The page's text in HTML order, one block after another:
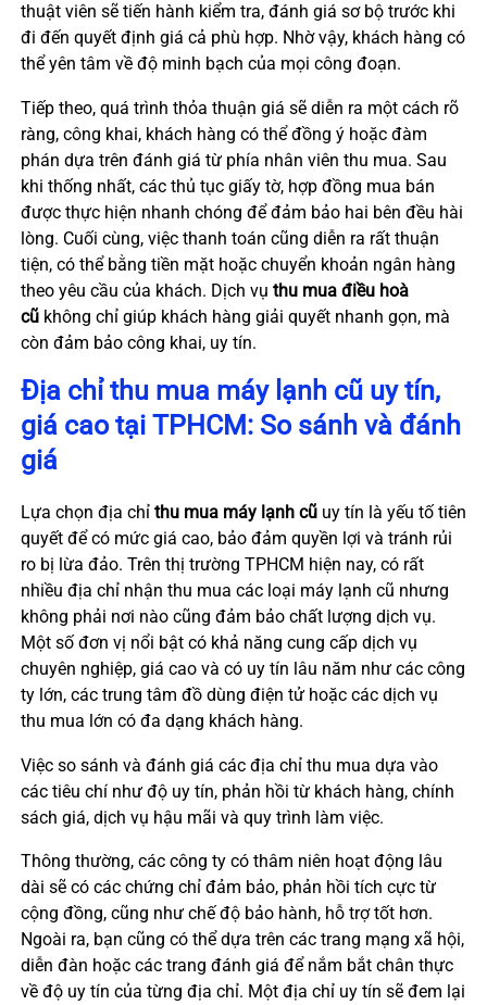
thuật viên sẽ tiến hành kiểm tra, đánh giá sơ bộ trước khi
đi đến quyết định giá cả phù hợp. Nhờ vậy, khách hàng có
thể yên tâm về độ minh bạch của mọi công đoạn.
Tiếp theo, quá trình thỏa thuận giá sẽ diễn ra một cách rõ
ràng, công khai, khách hàng có thể đồng ý hoặc đàm
phán dựa trên đánh giá từ phía nhân viên thu mua. Sau
khi thống nhất, các thủ tục giấy tờ, hợp đồng mua bán
được thực hiện nhanh chóng để đảm bảo hai bên đều hài
lòng. Cuối cùng, việc thanh toán cũng diễn ra rất thuận
tiện, có thể bằng tiền mặt hoặc chuyển khoản ngân hàng
theo yêu cầu của khách. Dịch vụ thu mua điều hoà
cũkhông chỉ giúp khách hàng giải quyết nhanh gọn, mà
còn đảm bảo công khai, uy tín.
Địa chỉ thu mua máy lạnh cũ uy tín,
giá cao tại TPHCM: So sánh và đánh
giá
Lựa chọn địa chỉ thu mua máy lạnh cũuy tín là yếu tố tiên
quyết để có mức giá cao, bảo đảm quyền lợi và tránh rủi
ro bị lừa đảo. Trên thị trường TPHCM hiện nay, có rất
nhiều địa chỉ nhận thu mua các loại máy lạnh cũ nhưng
không phải nơi nào cũng đảm bảo chất lượng dịch vụ.
Một số đơn vị nổi bật có khả năng cung cấp dịch vụ
chuyên nghiệp, giá cao và có uy tín lâu năm như các công
ty lớn, các trung tâm đồ dùng điện tử hoặc các dịch vụ
thu mua lớn có đa dạng khách hàng.
Việc so sánh và đánh giá các địa chỉ thu mua dựa vào
các tiêu chí như độ uy tín, phản hồi từ khách hàng, chính
sách giá, dịch vụ hậu mãi và quy trình làm việc.
Thông thường, các công ty có thâm niên hoạt động lâu
dài sẽ có các chứng chỉ đảm bảo, phản hồi tích cực từ
cộng đồng, cũng như chế độ bảo hành, hỗ trợ tốt hơn.
Ngoài ra, bạn cũng có thể dựa trên các trang mạng xã hội,
diễn đàn hoặc các trang đánh giá để nắm bắt chân thực
về độ uy tín của từng địa chỉ. Một địa chỉ uy tín sẽ đem lại